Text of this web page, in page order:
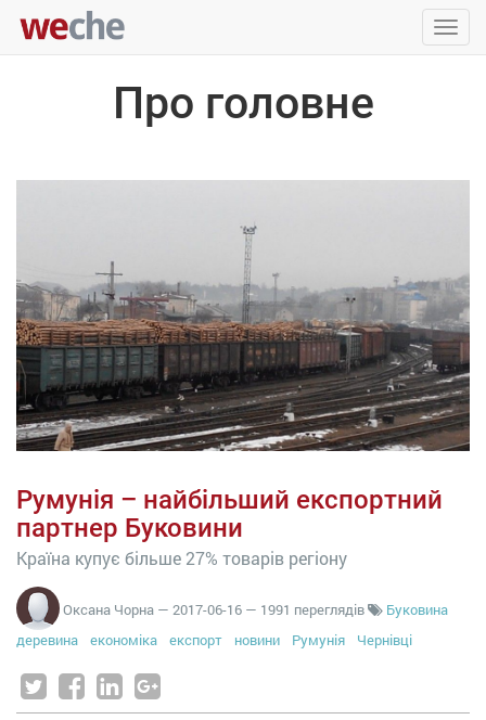
Про головне
Румунія – найбільший експортний
партнер Буковини
Країна купує більше 27% товарів регіону
Оксана Чорна — 2017-06-16 — 1991 переглядів
Буковина
деревина
економіка експорт новини Румунія Чернівці